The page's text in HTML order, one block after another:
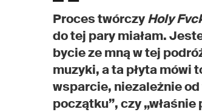
Proces twórczyHoly
do tej pary miałam.
bycie ze mną w tej
muzyki, a ta płyta mówi
wsparcie, niezależnie
początku”, czy